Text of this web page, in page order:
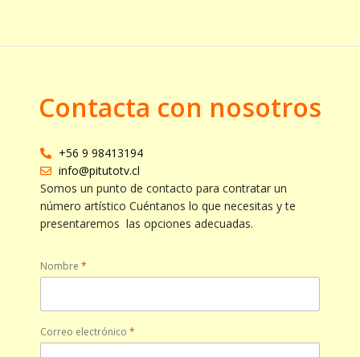
Contacta con nosotros
+56 9 98413194
info@pitutotv.cl
Somos un punto de contacto para contratar un
número artístico Cuéntanos lo que necesitas y te
presentaremos las opciones adecuadas.
Nombre *
Correo electrónico *